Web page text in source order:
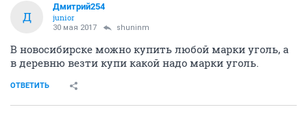
Д
Дмитрий254
junior
30 мая 2017 shuninm
В новосибирске можно купить любой марки уголь, а
в деревню везти купи какой надо марки уголь.
ОТВЕТИТЬ